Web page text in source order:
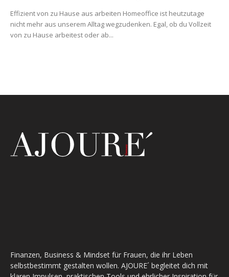
Effizient von zu Hause aus arbeiten Homeoffice ist heutzutage
nicht mehr aus unserem Alltag wegzudenken. Egal, ob du Vollzeit
von zu Hause arbeitest oder ab...
Finanzen, Business & Mindset für Frauen, die ihr Leben
selbstbestimmt gestalten wollen. AJOURE´ begleitet dich mit